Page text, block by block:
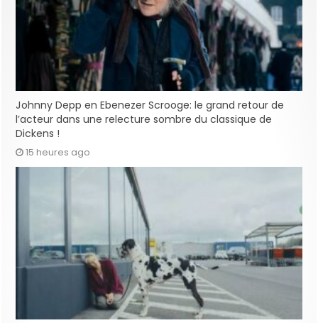
Johnny Depp en Ebenezer Scrooge: le grand retour de
l’acteur dans une relecture sombre du classique de
Dickens !
15 heures ago